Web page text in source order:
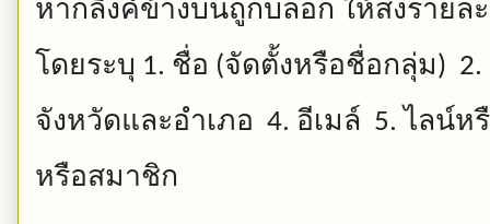
หากลิ้งค์ข้างบนถูกบล็อก ให้ส่งรายล
โดยระบุ 1. ชื่อ (จัดตั้งหรือชื่อกลุ่ม) 2.
จังหวัดและอำเภอ 4. อีเมล์ 5. ไลน์ห
หรือสมาชิก